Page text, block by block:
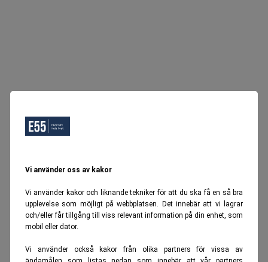
Vi använder oss av kakor
Vi använder kakor och liknande tekniker för att du ska få en så bra
upplevelse som möjligt på webbplatsen. Det innebär att vi lagrar
och/eller får tillgång till viss relevant information på din enhet, som
mobil eller dator.
Vi använder också kakor från olika partners för vissa av